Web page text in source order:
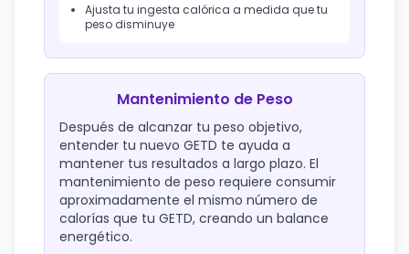
Ajusta tu ingesta calórica a medida que tu
peso disminuye
Mantenimiento de Peso
Después de alcanzar tu peso objetivo,
entender tu nuevo GETD te ayuda a
mantener tus resultados a largo plazo. El
mantenimiento de peso requiere consumir
aproximadamente el mismo número de
calorías que tu GETD, creando un balance
energético.